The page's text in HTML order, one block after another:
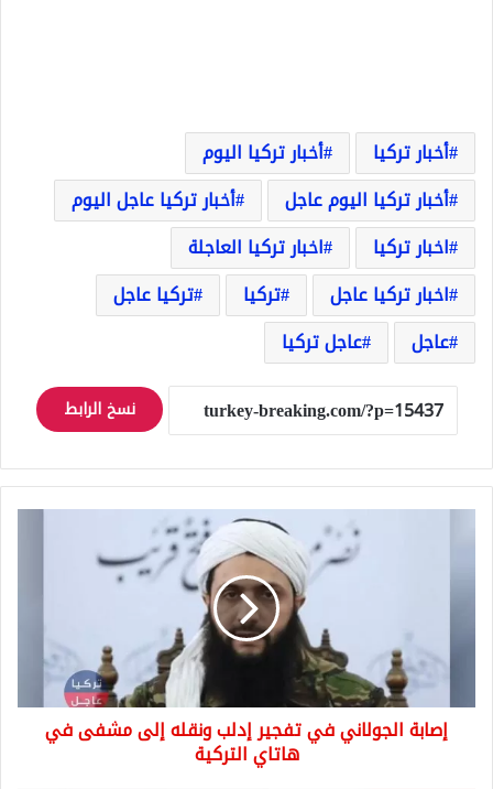
أخبار تركيا
أخبار تركيا اليوم
أخبار تركيا اليوم عاجل
أخبار تركيا عاجل اليوم
اخبار تركيا
اخبار تركيا العاجلة
اخبار تركيا عاجل
تركيا
تركيا عاجل
عاجل
عاجل تركيا
نسخ الرابط
في
هاتايإصابة الجولاني في تفجير إدلب ونقله إلى مشفى في
هاتاي التركية